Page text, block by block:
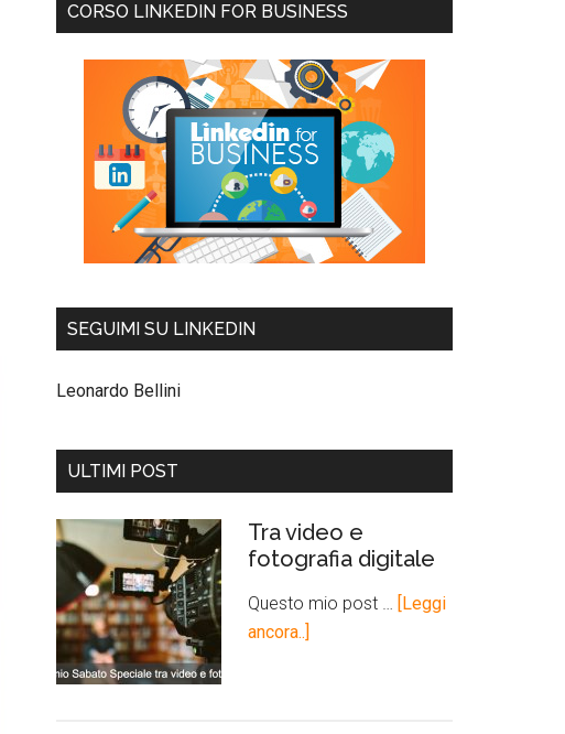
CORSO LINKEDIN FOR BUSINESS
SEGUIMI SU LINKEDIN
Leonardo Bellini
ULTIMI POST
Tra video e
fotografia digitale
Questo mio post …
[Leggi
ancora..]